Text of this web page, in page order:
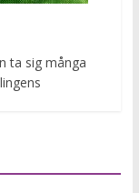
ta sig många